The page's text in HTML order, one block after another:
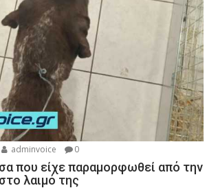
adminvoice 0
που είχε παραμορφωθεί από την
λαιμό της